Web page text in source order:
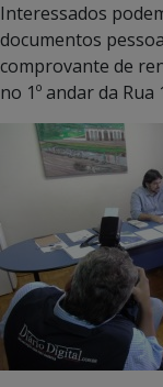
Interessados
documentos
comprovante de
no 1º andar da Rua